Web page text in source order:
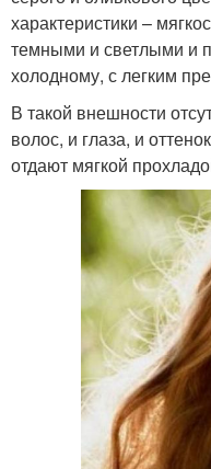
характеристики –
темными и светлыми и
холодному, с легким
В такой внешности
волос, и глаза, и
отдают мягкой